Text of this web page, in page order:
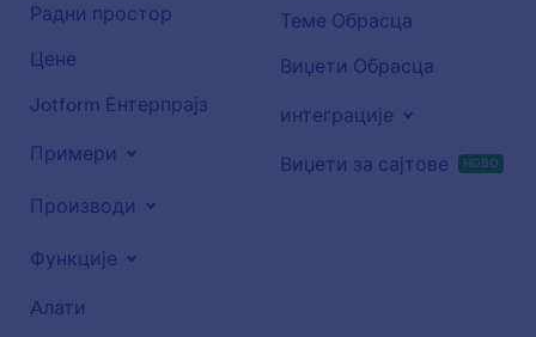
Радни простор
Цене
Jotform Ентерпрајз
Примери
Производи
Функције
Aлати
Теме Обрасца
Виџети Обрасца
интеграције
Виџети за сајтове НОВО